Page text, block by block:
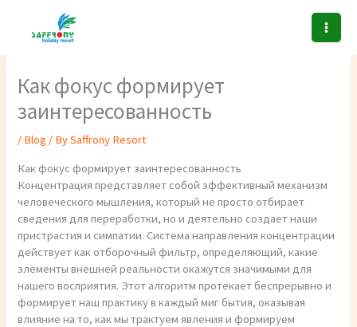
content
Как фокус формирует
заинтересованность
/ Blog / BySaffrony Resort
Как фокус формирует заинтересованность
Концентрация представляет собой эффективный механизм
человеческого мышления, который не просто отбирает
сведения для переработки, но и деятельно создает наши
пристрастия и симпатии. Система направления концентрации
действует как отборочный фильтр, определяющий, какие
элементы внешней реальности окажутся значимыми для
нашего восприятия. Этот алгоритм протекает беспрерывно и
формирует наш практику в каждый миг бытия, оказывая
влияние на то, как мы трактуем явления и формируем